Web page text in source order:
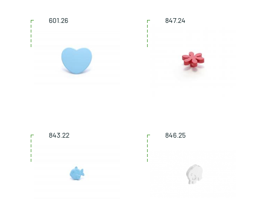
601.26 847.24
843.22 846.25